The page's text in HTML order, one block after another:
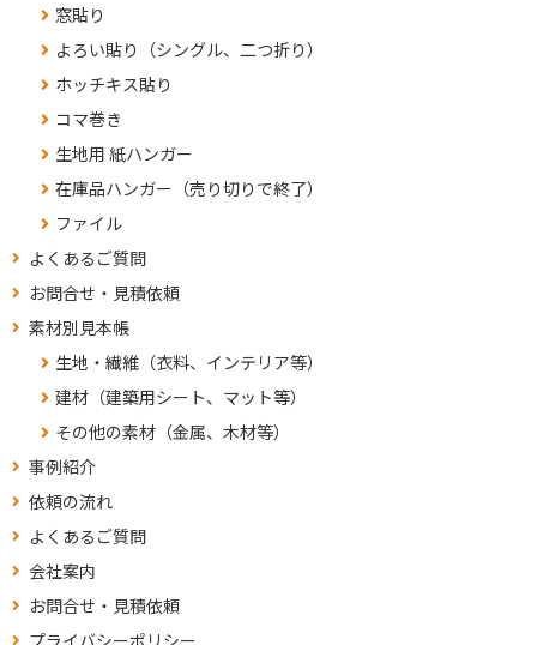
窓貼り
よろい貼り（シングル、二つ折り）
ホッチキス貼り
コマ巻き
生地用 紙ハンガー
在庫品ハンガー（売り切りで終了）
ファイル
よくあるご質問
お問合せ・見積依頼
素材別見本帳
生地・繊維（衣料、インテリア等）
建材（建築用シート、マット等）
その他の素材（金属、木材等）
事例紹介
依頼の流れ
よくあるご質問
会社案内
お問合せ・見積依頼
プライバシーポリシー